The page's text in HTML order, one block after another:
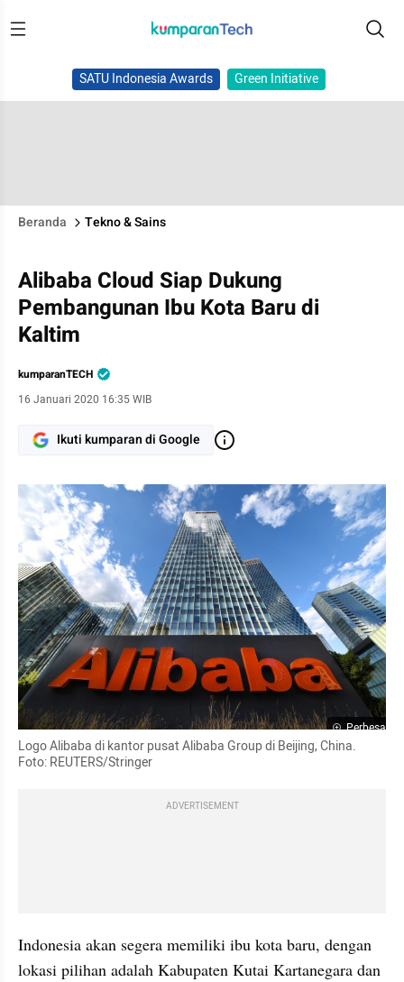
SATU Indonesia Awards Green Initiative
Beranda Tekno & Sains
Alibaba Cloud Siap Dukung
Pembangunan Ibu Kota Baru di
Kaltim
kumparanTECH
16 Januari 2020 16:35 WIB
Ikuti kumparan di Google
Perbesar
Logo Alibaba di kantor pusat Alibaba Group di Beijing, China.
Foto: REUTERS/Stringer
ADVERTISEMENT
Indonesia akan segera memiliki ibu kota baru, dengan
lokasi pilihan adalah Kabupaten Kutai Kartanegara dan